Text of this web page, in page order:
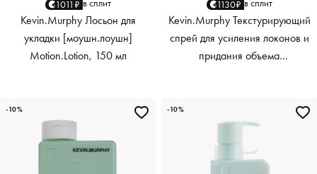
1011₽ в сплит
Kevin.Murphy Лосьон для
укладки [моушн.лоушн]
Motion.Lotion, 150 мл
1130₽ в сплит
Kevin.Murphy Текстурирующий
спрей для усиления локонов и
придания объема
-10% -10%